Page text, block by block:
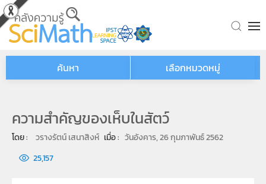
Skip to main content
ค้นหา เลือกหมวดหมู่
ความสำคัญของเห็บในสัตว์
โดย : วรางรัตน์ เสนาสิงห์ เมื่อ : วันอังคาร, 26 กุมภาพันธ์ 2562
25,157